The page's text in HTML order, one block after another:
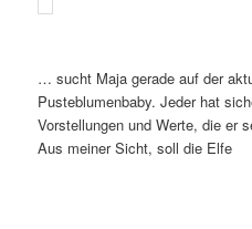
… sucht Maja gerade auf der
Pusteblumenbaby. Jeder hat
Vorstellungen und Werte, die er
Aus meiner Sicht, soll die Elfe